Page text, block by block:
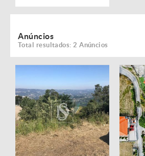
Anúncios
Total resultados: 2 Anúncios